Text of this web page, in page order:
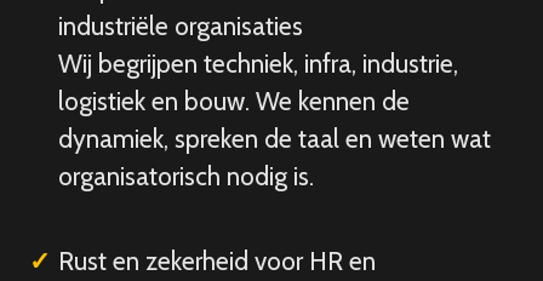
industriële organisaties
Wij begrijpen techniek, infra, industrie,
logistiek en bouw. We kennen de
dynamiek, spreken de taal en weten wat
organisatorisch nodig is.
Rust en zekerheid voor HR en